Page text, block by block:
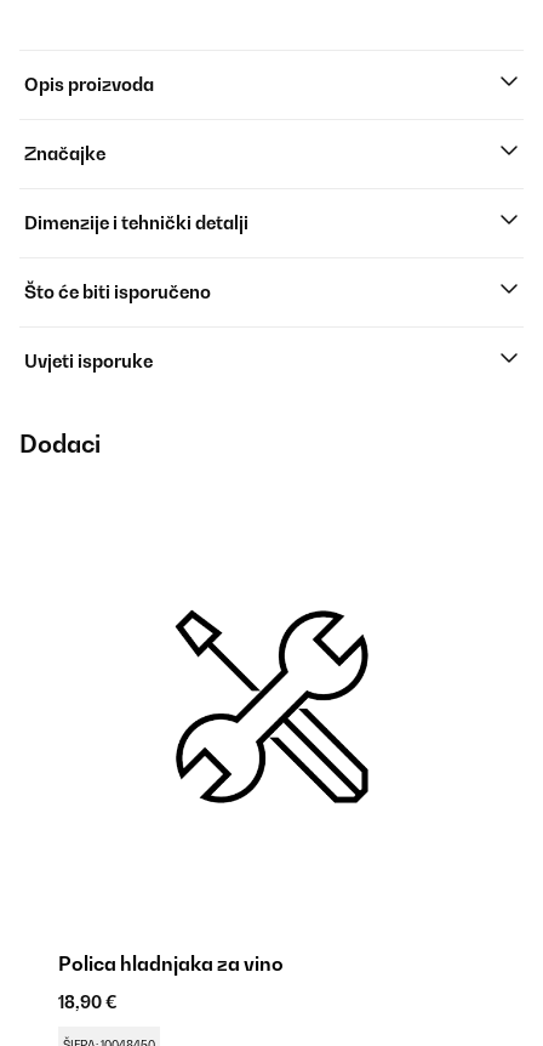
Opis proizvoda
Značajke
Dimenzije i tehnički detalji
Što će biti isporučeno
Uvjeti isporuke
Dodaci
Polica hladnjaka za vino
18,90 €